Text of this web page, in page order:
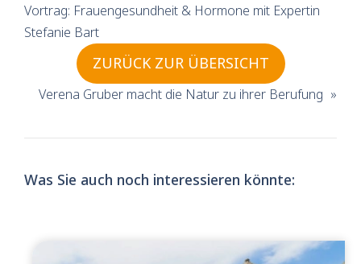
Vortrag: Frauengesundheit & Hormone mit Expertin
Stefanie Bart
ZURÜCK ZUR ÜBERSICHT
Verena Gruber macht die Natur zu ihrer Berufung »
Was Sie auch noch interessieren könnte: